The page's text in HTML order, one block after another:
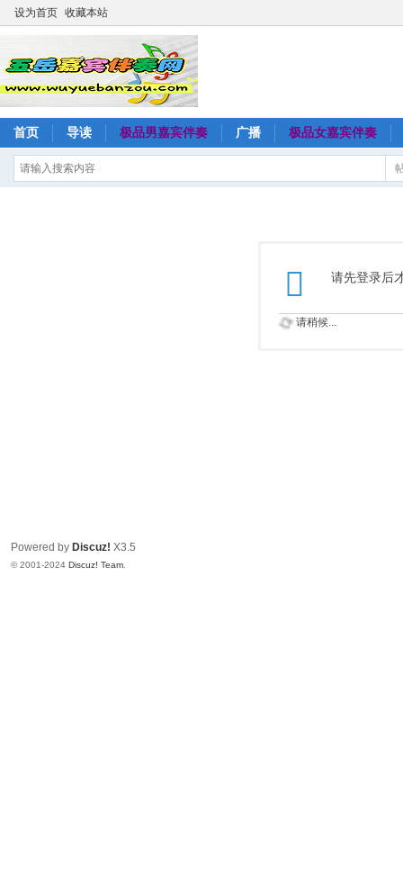
设为首页 收藏本站
首页 导读 极品男嘉宾伴奏 广播 极品女嘉宾伴奏
请先登录后
请稍候...
Powered by Discuz! X3.5
© 2001-2024 Discuz! Team